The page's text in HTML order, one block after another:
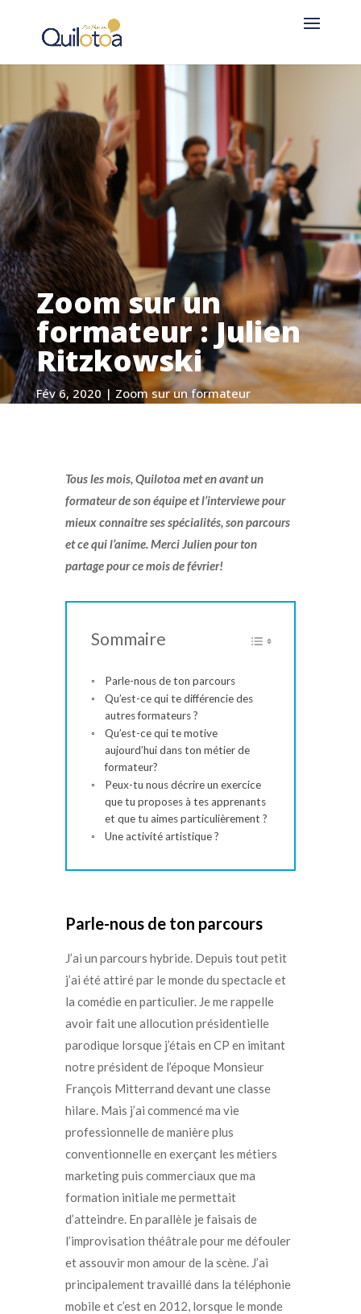
Zoom sur un
formateur : Julien
Ritzkowski
Fév 6, 2020 | Zoom sur un formateur
Tous les mois, Quilotoa met en avant un
formateur de son équipe et l’interviewe pour
mieux connaitre ses spécialités, son parcours
et ce qui l’anime. Merci Julien pour ton
partage pour ce mois de février!
Sommaire
Parle-nous de ton parcours
Qu’est-ce qui te différencie des
autres formateurs ?
Qu’est-ce qui te motive
aujourd’hui dans ton métier de
formateur?
Peux-tu nous décrire un exercice
que tu proposes à tes apprenants
et que tu aimes particulièrement ?
Une activité artistique ?
Parle-nous de ton parcours
J’ai un parcours hybride. Depuis tout petit
j’ai été attiré par le monde du spectacle et
la comédie en particulier. Je me rappelle
avoir fait une allocution présidentielle
parodique lorsque j’étais en CP en imitant
notre président de l’époque Monsieur
François Mitterrand devant une classe
hilare. Mais j’ai commencé ma vie
professionnelle de manière plus
conventionnelle en exerçant les métiers
marketing puis commerciaux que ma
formation initiale me permettait
d’atteindre. En parallèle je faisais de
l’improvisation théâtrale pour me défouler
et assouvir mon amour de la scène. J’ai
principalement travaillé dans la téléphonie
mobile et c’est en 2012, lorsque le monde